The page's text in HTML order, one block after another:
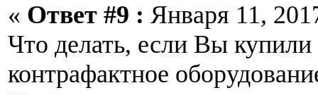
« Ответ #9 : Января 11,
Что делать, если Вы купили
контрафактное